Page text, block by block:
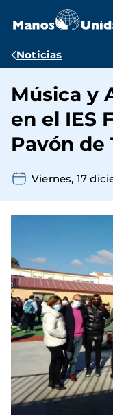
contenido
Ruta
navegación
Noticias
Música y
en el IES
Pavón de
Viernes, 17